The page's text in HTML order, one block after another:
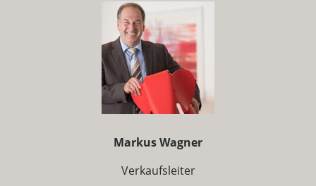
Markus Wagner
Verkaufsleiter